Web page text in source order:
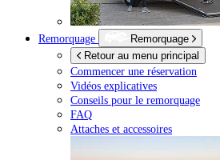
Remorquage
Remorquage
Retour au menu principal
Commencer une réservation
Vidéos explicatives
Conseils pour le remorquage
FAQ
Attaches et accessoires